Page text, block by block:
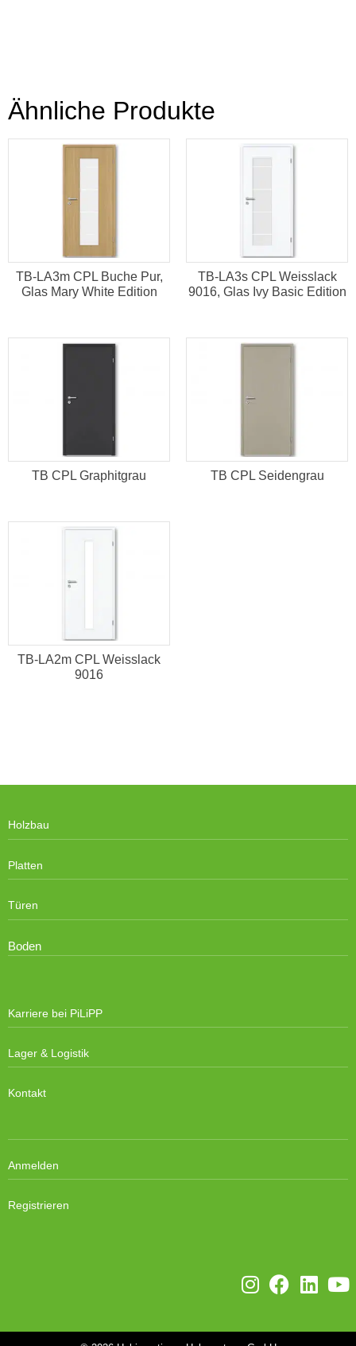
Ähnliche Produkte
TB-LA3m CPL Buche Pur,
Glas Mary White Edition
TB-LA3s CPL Weisslack
9016, Glas Ivy Basic Edition
TB CPL Graphitgrau TB CPL Seidengrau
TB-LA2m CPL Weisslack
9016
Holzbau
Platten
Türen
Boden
Karriere bei PiLiPP
Lager & Logistik
Kontakt
Anmelden
Registrieren